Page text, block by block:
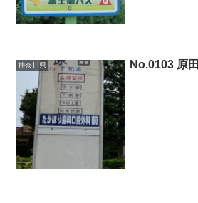
神奈川県 No.0103 原田